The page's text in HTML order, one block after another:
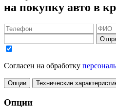
на покупку авто в
Согласен на обработку
Опции Технические
Опции